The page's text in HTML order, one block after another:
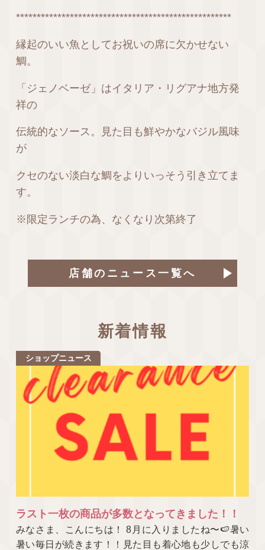
****************************************************
縁起のいい魚としてお祝いの席に欠かせない
鯛。
「ジェノベーゼ」はイタリア・リグアナ地方発
祥の
伝統的なソース。見た目も鮮やかなバジル風味
が
クセのない淡白な鯛をよりいっそう引き立てま
す。
※限定ランチの為、なくなり次第終了
店舗のニュース一覧へ
新着情報
ショップニュース
ラスト一枚の商品が多数となってきました！！
みなさま、こんにちは！ 8月に入りましたね〜🍉暑い
暑い毎日が続きます！！見た目も着心地も少しでも涼